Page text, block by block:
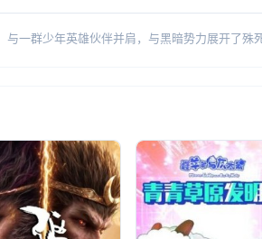
一群少年英雄伙伴并肩，与黑暗势力展开了殊